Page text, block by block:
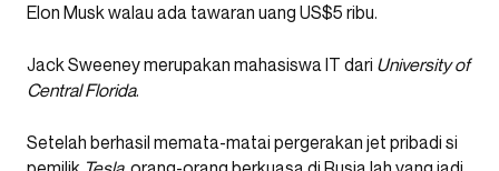
Elon Musk walau ada tawaran uang US$5 ribu.
Jack Sweeney merupakan mahasiswa IT dari University of
Central Florida.
Setelah berhasil memata-matai pergerakan jet pribadi si